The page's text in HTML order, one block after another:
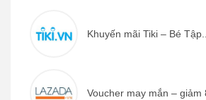
Khuyến mãi Tiki – Bé Tập...
Voucher may mắn – giảm